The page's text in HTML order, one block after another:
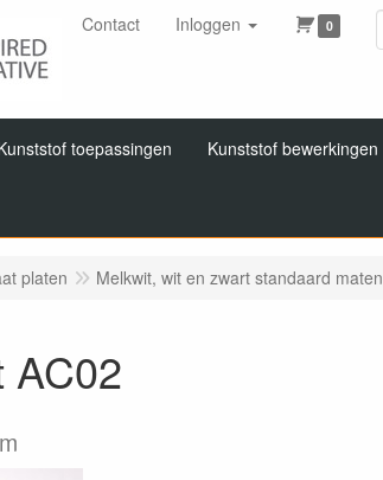
Contact Inloggen 0
toepassingen Kunststof bewerkingen
platen Melkwit, wit en zwart standaard maten
AC02